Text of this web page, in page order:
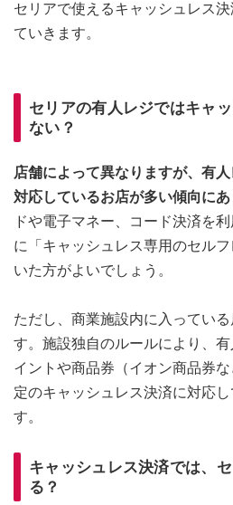
セリアで使えるキャッシュレス
ていきます。
セリアの有人レジではキャ
ない？
店舗によって異なりますが、有
対応しているお店が多い傾向にあ
ドや電子マネー、コード決済を
に「キャッシュレス専用のセル
いた方がよいでしょう。
ただし、商業施設内に入ってい
す。施設独自のルールにより、
イントや商品券（イオン商品券
定のキャッシュレス決済に対応
す。
キャッシュレス決済では、
る？